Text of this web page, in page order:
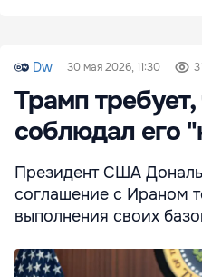
Dw 30 мая 2026, 11:30
Трамп
соблюдал его
Президент США
соглашение с Ираном
выполнения своих